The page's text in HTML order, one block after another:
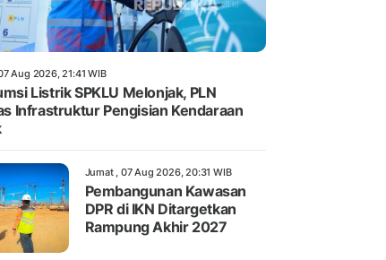
Aug 2026, 21:41 WIB
Listrik SPKLU Melonjak, PLN
Infrastruktur Pengisian Kendaraan
Jumat , 07 Aug 2026, 20:31 WIB
Pembangunan Kawasan
DPR di IKN Ditargetkan
Rampung Akhir 2027